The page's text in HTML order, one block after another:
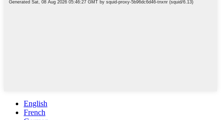
English
French